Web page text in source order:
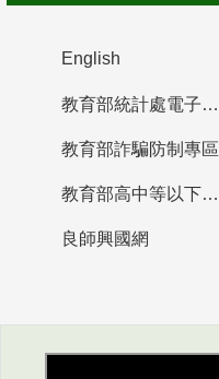
English
教育部統計處電子書櫃
教育部詐騙防制專區
教育部高中等以下學校及幼兒園教師資格檢定考試
良師興國網